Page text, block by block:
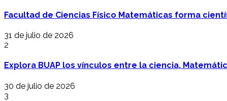
Facultad de Ciencias Físico Matemáticas forma
31 de julio de 2026
2
Explora BUAP los vínculos entre la ciencia,
30 de julio de 2026
3